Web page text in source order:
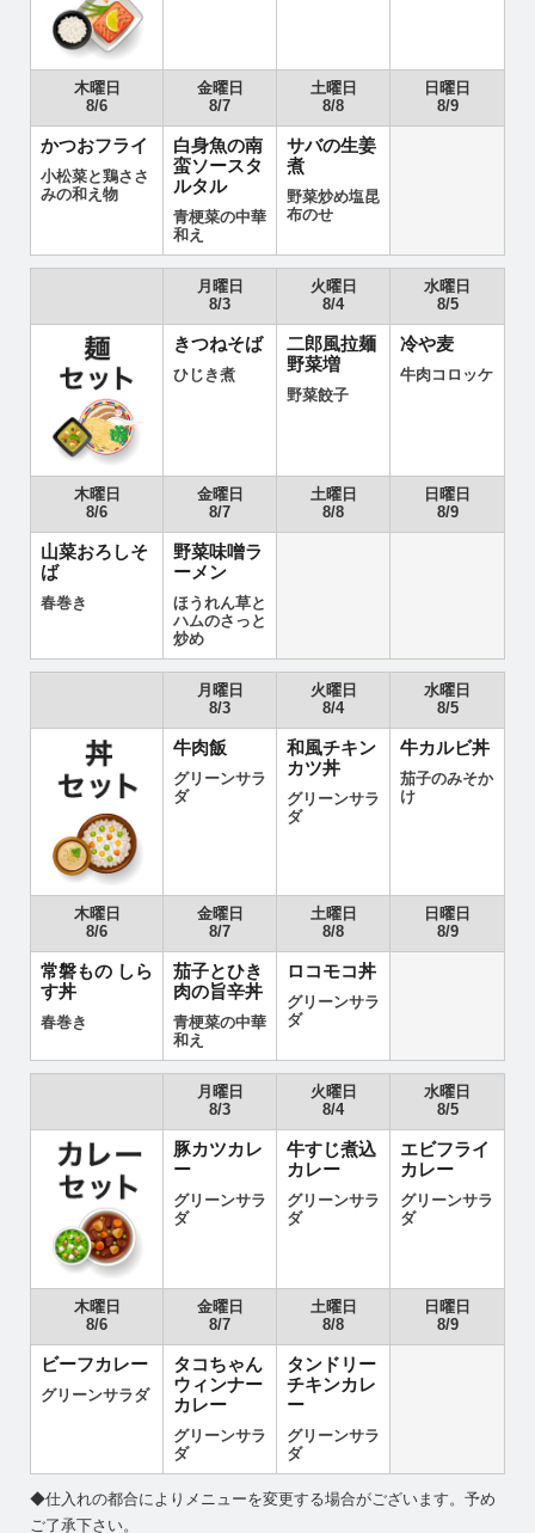
木曜日
8/6
金曜日
8/7
土曜日
8/8
日曜日
8/9
かつおフライ
小松菜と鶏ささ
みの和え物
白身魚の南
蛮ソースタ
ルタル
青梗菜の中華
和え
サバの生姜
煮
野菜炒め塩昆
布のせ
月曜日
8/3
火曜日
8/4
水曜日
8/5
きつねそば
ひじき煮
二郎風拉麺
野菜増
野菜餃子
冷や麦
牛肉コロッケ
木曜日
8/6
金曜日
8/7
土曜日
8/8
日曜日
8/9
山菜おろしそ
ば
春巻き
野菜味噌ラ
ーメン
ほうれん草と
ハムのさっと
炒め
月曜日
8/3
火曜日
8/4
水曜日
8/5
牛肉飯
グリーンサラ
ダ
和風チキン
カツ丼
グリーンサラ
ダ
牛カルビ丼
茄子のみそか
け
木曜日
8/6
金曜日
8/7
土曜日
8/8
日曜日
8/9
常磐もの しら
す丼
春巻き
茄子とひき
肉の旨辛丼
青梗菜の中華
和え
ロコモコ丼
グリーンサラ
ダ
月曜日
8/3
火曜日
8/4
水曜日
8/5
豚カツカレ
ー
グリーンサラ
ダ
牛すじ煮込
カレー
グリーンサラ
ダ
エビフライ
カレー
グリーンサラ
ダ
木曜日
8/6
金曜日
8/7
土曜日
8/8
日曜日
8/9
ビーフカレー
グリーンサラダ
タコちゃん
ウィンナー
カレー
グリーンサラ
ダ
タンドリー
チキンカレ
ー
グリーンサラ
ダ
◆仕入れの都合によりメニューを変更する場合がございます。予め
ご了承下さい。